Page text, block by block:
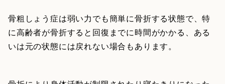
骨粗しょう症は弱い力でも簡単に骨折する状態で、特
に高齢者が骨折すると回復までに時間がかかる、ある
いは元の状態には戻れない場合もあります。